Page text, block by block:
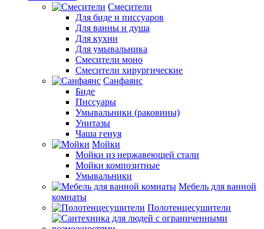
Смесители
Для биде и писсуаров
Для ванны и душа
Для кухни
Для умывальника
Смесители моно
Смесители хирургические
Санфаянс
Биде
Писсуары
Умывальники (раковины)
Унитазы
Чаша генуя
Мойки
Мойки из нержавеющей стали
Мойки композитные
Умывальники
Мебель для ванной
комнаты
Полотенцесушители